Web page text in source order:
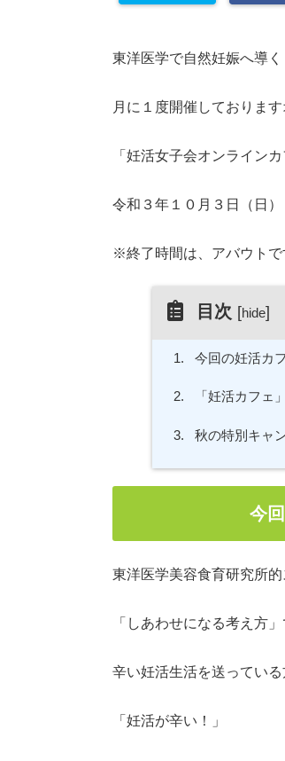
東洋医学で自然妊娠へ導
月に１度開催しておりま
「妊活女子会オンライン
令和３年１０月３日（日
※終了時間は、アバウトで
目次 [hide]
1. 今回の妊活カ
2. 「妊活カフェ
3. 秋の特別キャ
今
東洋医学美容食育研究所
「しあわせになる考え方」
辛い妊活生活を送ってい
「妊活が辛い！」